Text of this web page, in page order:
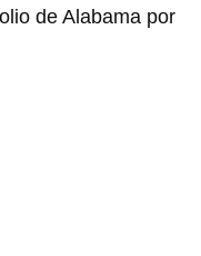
de Alabama por